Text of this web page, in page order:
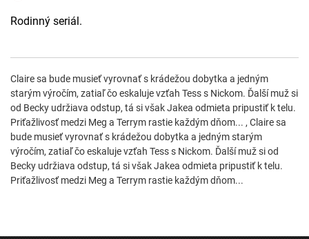
Rodinný seriál.
Claire sa bude musieť vyrovnať s krádežou dobytka a jedným
starým výročím, zatiaľ čo eskaluje vzťah Tess s Nickom. Ďalší muž si
od Becky udržiava odstup, tá si však Jakea odmieta pripustiť k telu.
Priťažlivosť medzi Meg a Terrym rastie každým dňom... , Claire sa
bude musieť vyrovnať s krádežou dobytka a jedným starým
výročím, zatiaľ čo eskaluje vzťah Tess s Nickom. Ďalší muž si od
Becky udržiava odstup, tá si však Jakea odmieta pripustiť k telu.
Priťažlivosť medzi Meg a Terrym rastie každým dňom...